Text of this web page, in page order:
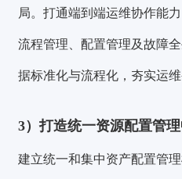
局。打通端到端运维协作能
流程管理、配置管理及故障
据标准化与流程化，夯实运维
3）打造统一资源配置管
建立统一和集中资产配置管